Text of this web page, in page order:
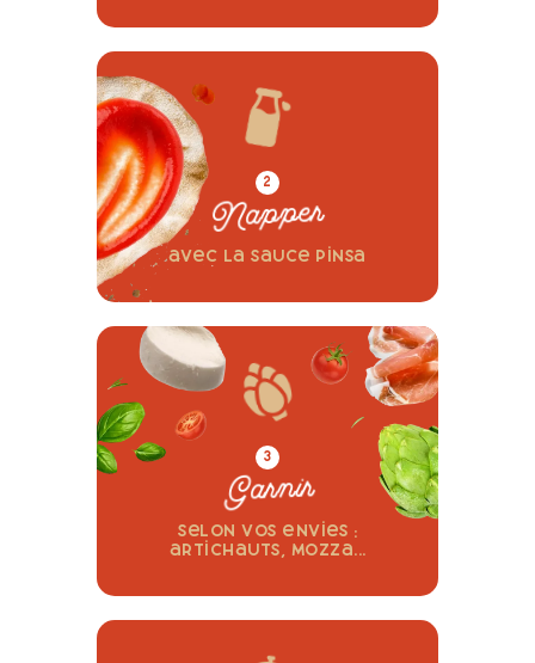
2
Napper
avec la sauce pinsa
3
Garnir
selon vos envies :
artichauts, mozza...